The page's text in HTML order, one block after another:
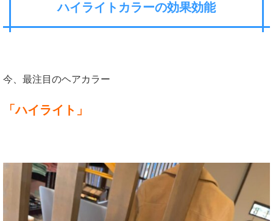
ハイライトカラーの効果効能
今、最注目のヘアカラー
「ハイライト」